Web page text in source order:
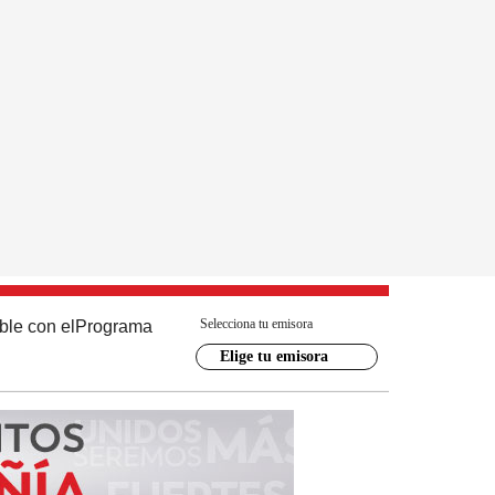
con el Programa Selecciona tu emisora
Elige tu emisora